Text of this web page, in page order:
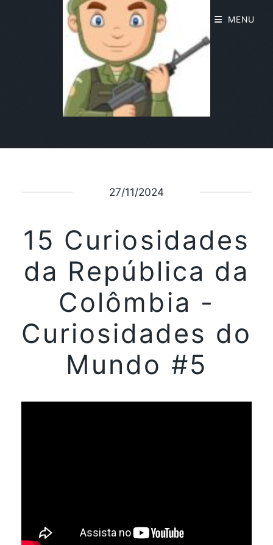
27/11/2024
15 Curiosidades
da República da
Colômbia -
Curiosidades do
Mundo #5
MENU